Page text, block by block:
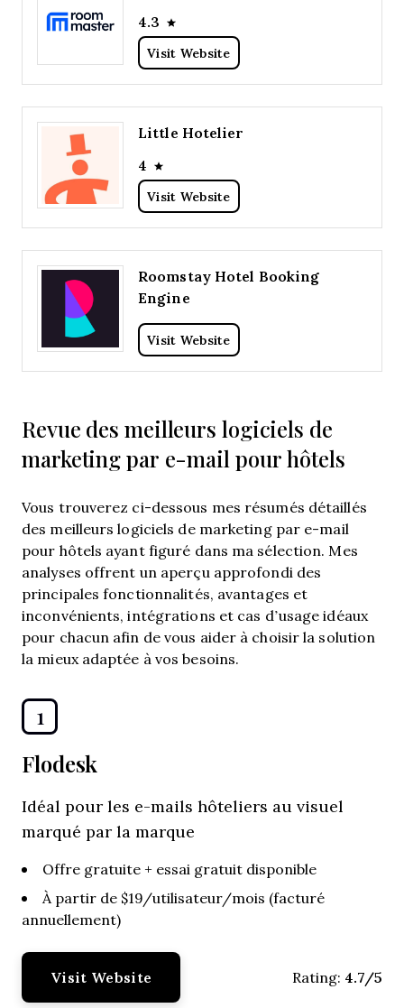
4.3
Visit Website
Little Hotelier
4
Visit Website
Roomstay Hotel Booking
Engine
Visit Website
Revue des meilleurs logiciels de
marketing par e-mail pour hôtels
Vous trouverez ci-dessous mes résumés détaillés
des meilleurs logiciels de marketing par e-mail
pour hôtels ayant figuré dans ma sélection. Mes
analyses offrent un aperçu approfondi des
principales fonctionnalités, avantages et
inconvénients, intégrations et cas d’usage idéaux
pour chacun afin de vous aider à choisir la solution
la mieux adaptée à vos besoins.
1
Flodesk
Idéal pour les e-mails hôteliers au visuel
marqué par la marque
Offre gratuite + essai gratuit disponible
À partir de $19/utilisateur/mois (facturé
annuellement)
Visit Website Rating: 4.7/5